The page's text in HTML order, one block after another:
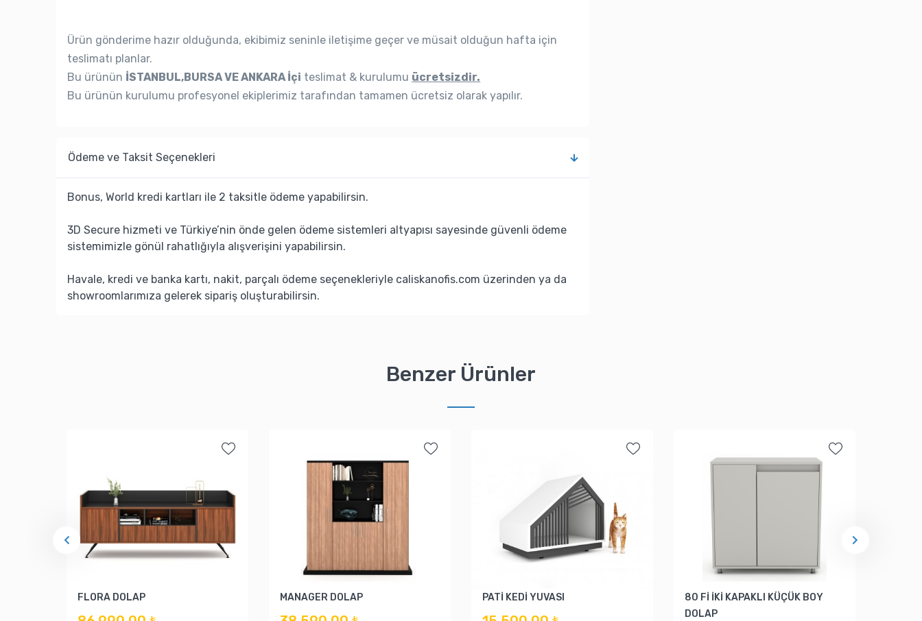
Ürün gönderime hazır olduğunda, ekibimiz seninle iletişime geçer ve müsait olduğun hafta için
teslimatı planlar.
Bu ürünün İSTANBUL,BURSA VE ANKARA İçi teslimat & kurulumu ücretsizdir.
Bu ürünün kurulumu profesyonel ekiplerimiz tarafından tamamen ücretsiz olarak yapılır.
Ödeme ve Taksit Seçenekleri
Bonus, World kredi kartları ile 2 taksitle ödeme yapabilirsin.
3D Secure hizmeti ve Türkiye’nin önde gelen ödeme sistemleri altyapısı sayesinde güvenli ödeme
sistemimizle gönül rahatlığıyla alışverişini yapabilirsin.
Havale, kredi ve banka kartı, nakit, parçalı ödeme seçenekleriyle caliskanofis.com üzerinden ya da
showroomlarımıza gelerek sipariş oluşturabilirsin.
Benzer Ürünler
FLORA DOLAP MANAGER DOLAP PATİ KEDİ YUVASI
80 Fİ İKİ KAPAKLI KÜÇÜK BOY
DOLAP